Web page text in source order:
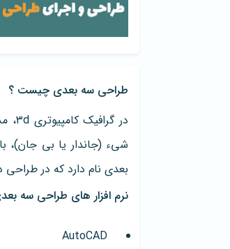
طراحی سه بعدی چیست ؟
شیء (جاندار یا بی جان)،
بعدی نام دارد که در طراحی
نرم افزار های طراحی سه